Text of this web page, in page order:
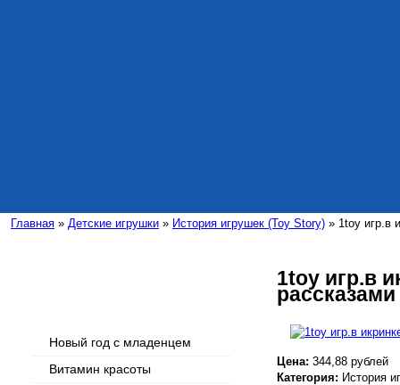
Главная » Детские игрушки » История игрушек (Toy Story) » 1toy игр.в
Новый год с младенцем
Витамин красоты
1toy игр.в
Цена: 344,88 рублей
Категория: История